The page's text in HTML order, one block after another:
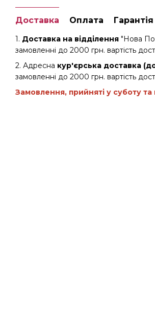
Доставка Оплата Гарантія
1. Доставка на відділення "Нова
замовленні до 2000 грн. вартість
2. Адресна кур'єрська доставка
замовленні до 2000 грн. вартість
Замовлення, прийняті у суботу та